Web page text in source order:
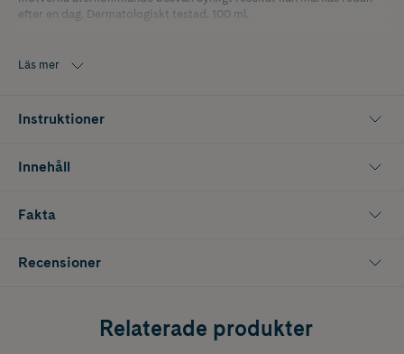
efter en dag. Dermatologiskt testad. 100 ml.
Läs mer
Instruktioner
Innehåll
Fakta
Recensioner
Relaterade produkter